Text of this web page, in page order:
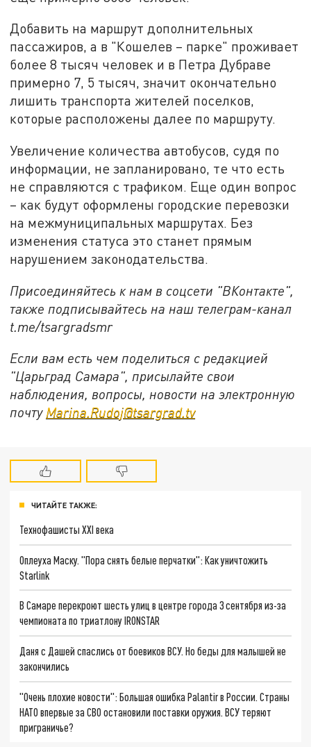
Добавить на маршрут дополнительных
пассажиров, а в "Кошелев – парке" проживает
более 8 тысяч человек и в Петра Дубраве
примерно 7, 5 тысяч, значит окончательно
лишить транспорта жителей поселков,
которые расположены далее по маршруту.
Увеличение количества автобусов, судя по
информации, не запланировано, те что есть
не справляются с трафиком. Еще один вопрос
– как будут оформлены городские перевозки
на межмуниципальных маршрутах. Без
изменения статуса это станет прямым
нарушением законодательства.
Присоединяйтесь к нам в соцсети "ВКонтакте",
также подписывайтесь на наш телеграм-канал
t.me/tsargradsmr
Если вам есть чем поделиться с редакцией
"Царьград Самара", присылайте свои
наблюдения, вопросы, новости на электронную
почту Marina.Rudoj@tsargrad.tv
ЧИТАЙТЕ ТАКЖЕ:
Технофашисты XXI века
Оплеуха Маску. "Пора снять белые перчатки": Как уничтожить
Starlink
В Самаре перекроют шесть улиц в центре города 3 сентября из-за
чемпионата по триатлону IRONSTAR
Даня с Дашей спаслись от боевиков ВСУ. Но беды для малышей не
закончились
"Очень плохие новости": Большая ошибка Palantir в России. Страны
НАТО впервые за СВО остановили поставки оружия. ВСУ теряют
приграничье?